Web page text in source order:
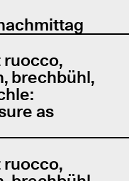
brechbühl,
as